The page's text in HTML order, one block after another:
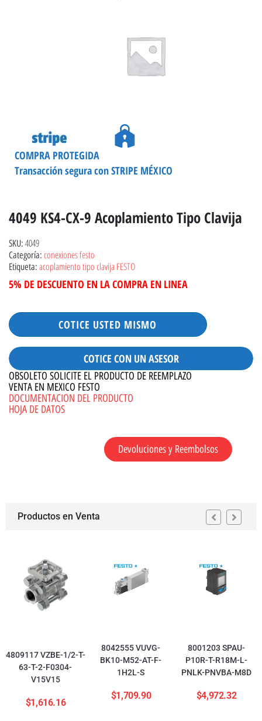
Transacción segura con STRIPE MÉXICO
COMPRA PROTEGIDA
4049 KS4-CX-9 Acoplamiento Tipo Clavija
SKU: 4049
Categoría: conexiones festo
Etiqueta: acoplamiento tipo clavija FESTO
5% DE DESCUENTO EN LA COMPRA EN LINEA
COTICE USTED MISMO
COTICE CON UN ASESOR
OBSOLETO SOLICITE EL PRODUCTO DE REEMPLAZO
VENTA EN MEXICO FESTO
DOCUMENTACION DEL PRODUCTO
HOJA DE DATOS
Devoluciones y Reembolsos
Productos en Venta
4809117 VZBE-1/2-T-
63-T-2-F0304-
V15V15
$1,616.16
8042555 VUVG-
BK10-M52-AT-F-
1H2L-S
$1,709.90
8001203 SPAU-
P10R-T-R18M-L-
PNLK-PNVBA-M8D
$4,972.32